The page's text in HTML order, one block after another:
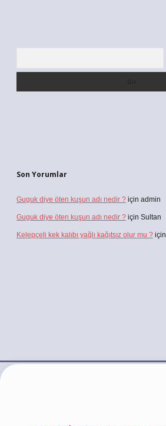
Son Yorumlar
Guguk diye öten kuşun adı nedir ? için admin
Guguk diye öten kuşun adı nedir ? için Sultan
Kelepçeli kek kalıbı yağlı kağıtsız olur mu ? için